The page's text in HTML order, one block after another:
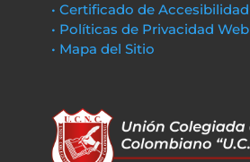
• Certificado de Accesibilidad
• Políticas de Privacidad Web
• Mapa del Sitio